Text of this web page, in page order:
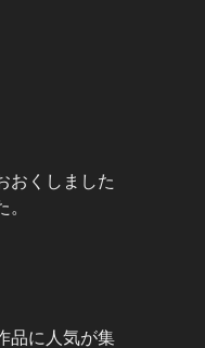
おくしました
品に人気が集